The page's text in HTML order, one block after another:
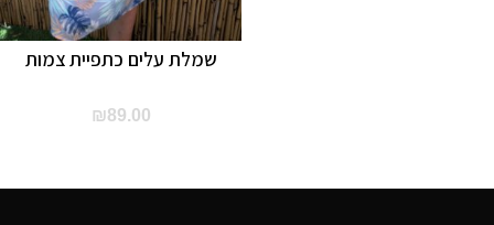
שמלת עלים כתפיית צמות
₪89.00